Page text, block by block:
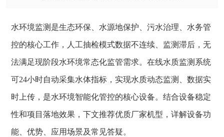
水环境监测是生态环保、水源地保护、污水治理、水务管
控的核心工作，人工抽检模式数据不连续、监测滞后，无
法满足现阶段水环境常态化监管需求。在线水质监测系统
可24小时自动采集水体指标，实现水质动态监测、数据实
时上传，是水环境智能化管控的核心设备。结合设备稳定
性和项目落地效果，下文推荐优质厂家机型，详解设备功
能、优势、应用场景及常见答疑。